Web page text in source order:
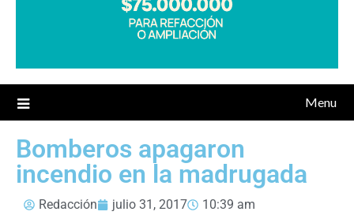
Menu
Bomberos apagaron
incendio en la madrugada
Redacción julio 31, 2017 10:39 am